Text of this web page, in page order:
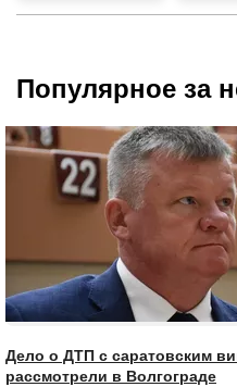
Популярное за
Дело о ДТП с саратовским
рассмотрели в Волгограде